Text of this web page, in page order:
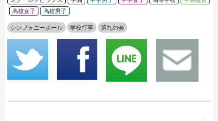
高校女子
高校男子
シンフォニーホール 学校行事 第九の会